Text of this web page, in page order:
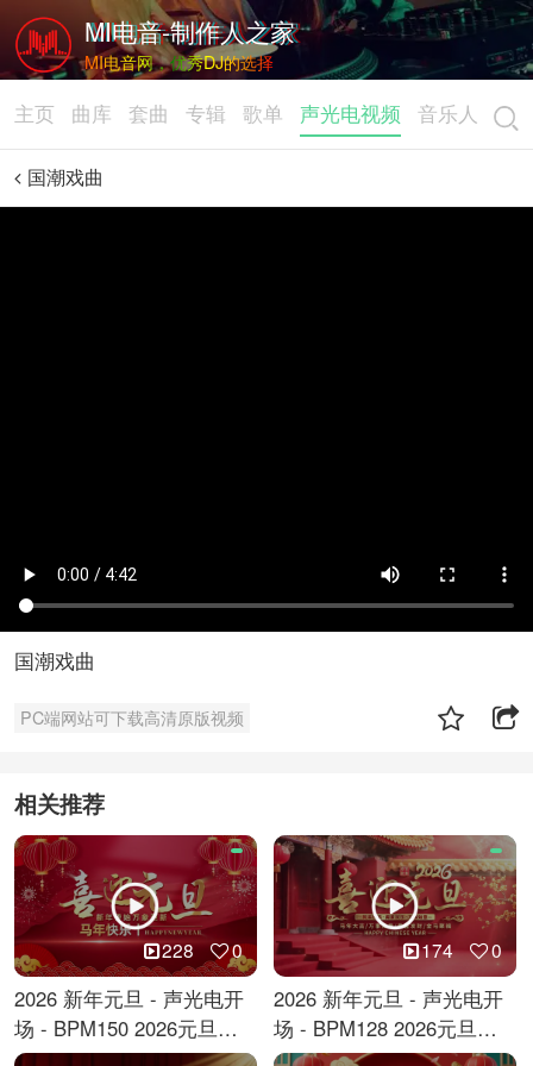
MI电音-制作人之家
MI电音网，优秀DJ的选择
主页 曲库 套曲 专辑 歌单 声光电视频 音乐人
国潮戏曲
国潮戏曲
PC端网站可下载高清原版视频
相关推荐
228 0
2026 新年元旦 - 声光电开
场 - BPM150 2026元旦跨
年倒计时
174 0
2026 新年元旦 - 声光电开
场 - BPM128 2026元旦马
年